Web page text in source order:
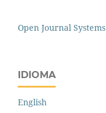
Open Journal Systems
IDIOMA
English